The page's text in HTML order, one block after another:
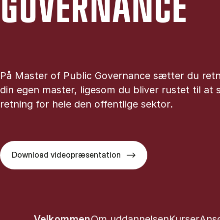
GOVER­NAN­CE
På Master of Public Governance sætter du
din egen master, ligesom du bliver rustet til at
retning for hele den offentlige sektor.
Download videopræsentation